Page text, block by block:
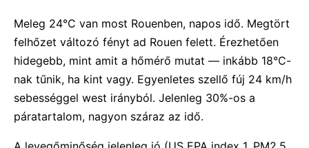
Meleg 24°C van most Rouenben, napos idő. Megtört
felhőzet változó fényt ad Rouen felett. Érezhetően
hidegebb, mint amit a hőmérő mutat — inkább 18°C-
nak tűnik, ha kint vagy. Egyenletes szellő fúj 24 km/h
sebességgel west irányból. Jelenleg 30%-os a
páratartalom, nagyon száraz az idő.